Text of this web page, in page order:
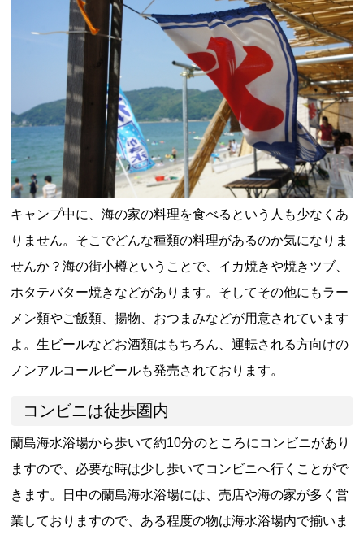
キャンプ中に、海の家の料理を食べるという人も少なくあ
りません。そこでどんな種類の料理があるのか気になりま
せんか？海の街小樽ということで、イカ焼きや焼きツブ、
ホタテバター焼きなどがあります。そしてその他にもラー
メン類やご飯類、揚物、おつまみなどが用意されています
よ。生ビールなどお酒類はもちろん、運転される方向けの
ノンアルコールビールも発売されております。
コンビニは徒歩圏内
蘭島海水浴場から歩いて約10分のところにコンビニがあり
ますので、必要な時は少し歩いてコンビニへ行くことがで
きます。日中の蘭島海水浴場には、売店や海の家が多く営
業しておりますので、ある程度の物は海水浴場内で揃いま